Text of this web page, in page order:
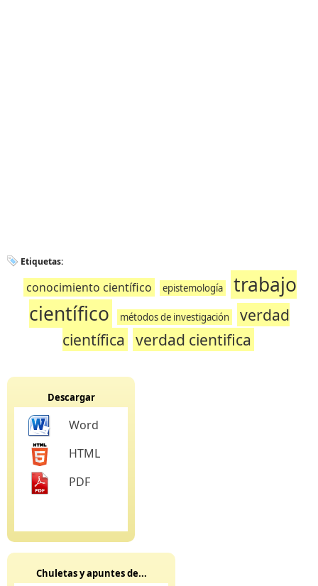
Etiquetas:
conocimiento científico epistemología
trabajo
científico
métodos de investigación
verdad
científica verdad cientifica
Descargar
Word
HTML
PDF
Chuletas y apuntes de...